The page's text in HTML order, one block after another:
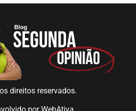
direitos reservados.